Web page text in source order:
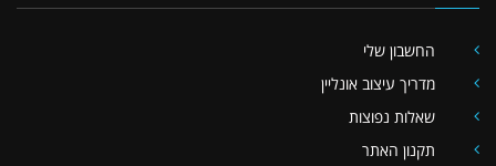
החשבון שלי
מדריך עיצוב אונליין
שאלות נפוצות
תקנון האתר